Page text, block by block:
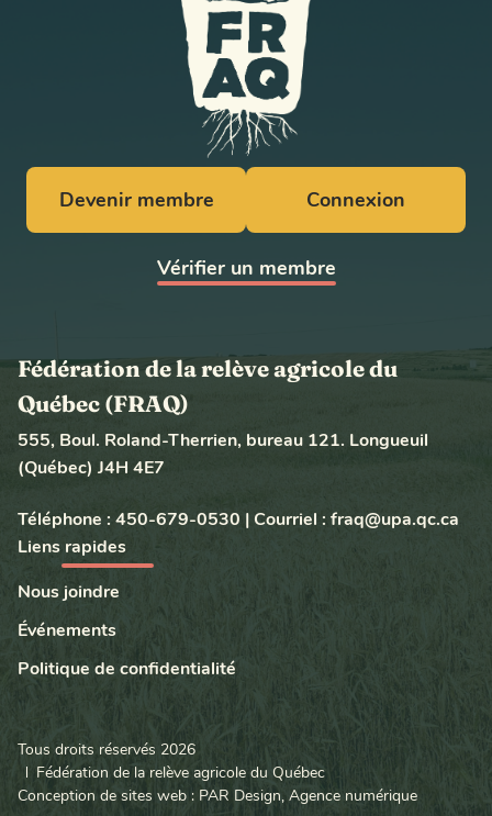
Devenir membre Connexion
Vérifier un membre
Fédération de la relève agricole du
Québec (FRAQ)
555, Boul. Roland-Therrien, bureau 121. Longueuil
(Québec) J4H 4E7
Téléphone : 450-679-0530 |Courriel : fraq@upa.qc.ca
Liens rapides
Nous joindre
Événements
Politique de confidentialité
Tous droits réservés 2026
Fédération de la relève agricole du Québec
Conception de sites web : PAR Design, Agence numérique